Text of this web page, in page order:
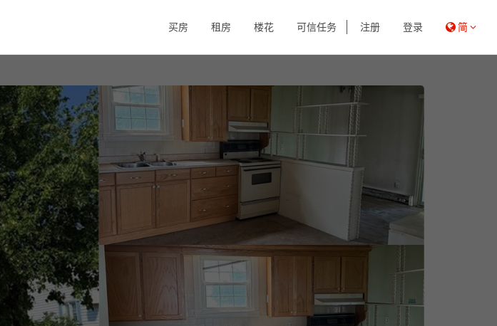
买房 租房 楼花 可信任务 注册 登录 简